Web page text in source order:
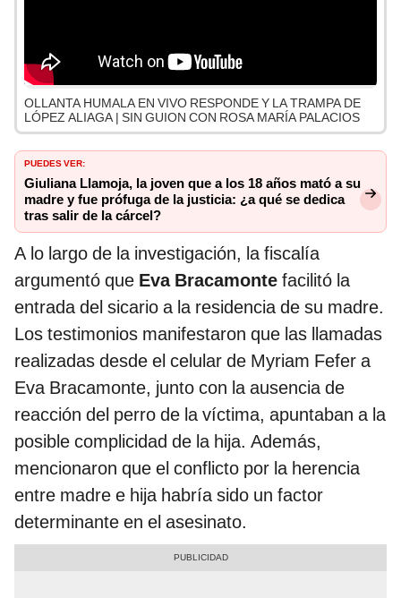
OLLANTA HUMALA EN VIVO RESPONDE Y LA TRAMPA DE
LÓPEZ ALIAGA | SIN GUION CON ROSA MARÍA PALACIOS
PUEDES VER:
Giuliana Llamoja, la joven que a los 18 años mató a su
madre y fue prófuga de la justicia: ¿a qué se dedica
tras salir de la cárcel?
A lo largo de la investigación, la fiscalía
argumentó que Eva Bracamonte facilitó la
entrada del sicario a la residencia de su madre.
Los testimonios manifestaron que las llamadas
realizadas desde el celular de Myriam Fefer a
Eva Bracamonte, junto con la ausencia de
reacción del perro de la víctima, apuntaban a la
posible complicidad de la hija. Además,
mencionaron que el conflicto por la herencia
entre madre e hija habría sido un factor
determinante en el asesinato.